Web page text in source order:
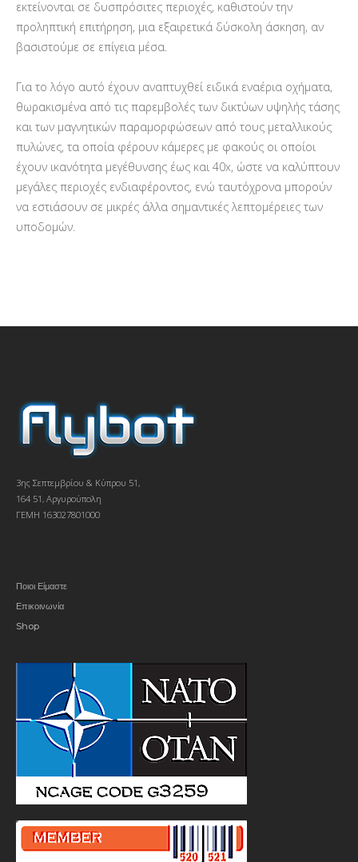
εκτείνονται σε δυσπρόσιτες περιοχές, καθιστούν την
προληπτική επιτήρηση, μια εξαιρετικά δύσκολη άσκηση, αν
βασιστούμε σε επίγεια μέσα.
Για το λόγο αυτό έχουν αναπτυχθεί ειδικά εναέρια οχήματα,
θωρακισμένα από τις παρεμβολές των δικτύων υψηλής τάσης
και των μαγνητικών παραμορφώσεων από τους μεταλλικούς
πυλώνες, τα οποία φέρουν κάμερες με φακούς οι οποίοι
έχουν ικανότητα μεγέθυνσης έως και 40x, ώστε να καλύπτουν
μεγάλες περιοχές ενδιαφέροντος, ενώ ταυτόχρονα μπορούν
να εστιάσουν σε μικρές άλλα σημαντικές λεπτομέρειες των
υποδομών.
3ης Σεπτεμβρίου & Κύπρου 51,
164 51, Αργυρούπολη
ΓΕΜΗ 163027801000
Ποιοι Είμαστε
Επικοινωνία
Shop